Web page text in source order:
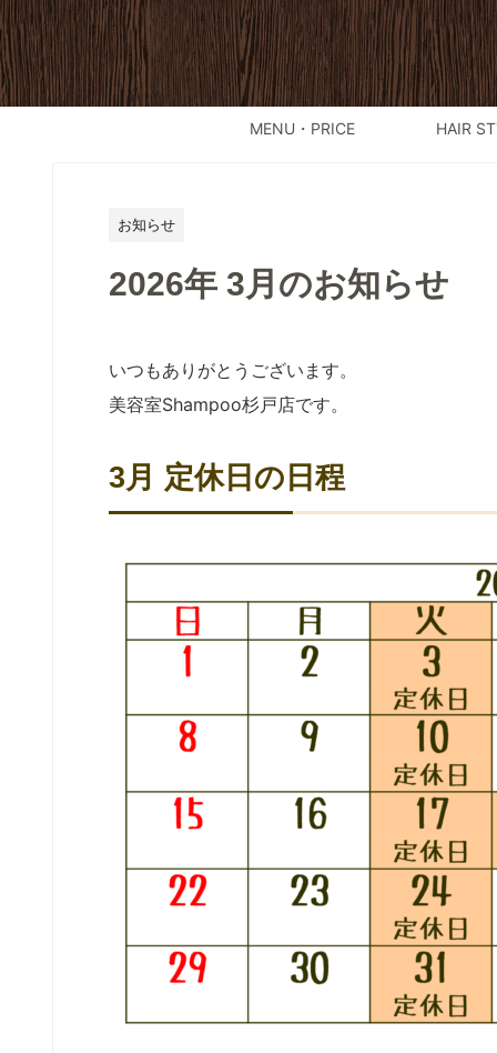
MENU・PRICE HAIR
お知らせ
2026年 3月のお知らせ
いつもありがとうございます。
美容室Shampoo杉戸店です。
3月 定休日の日程